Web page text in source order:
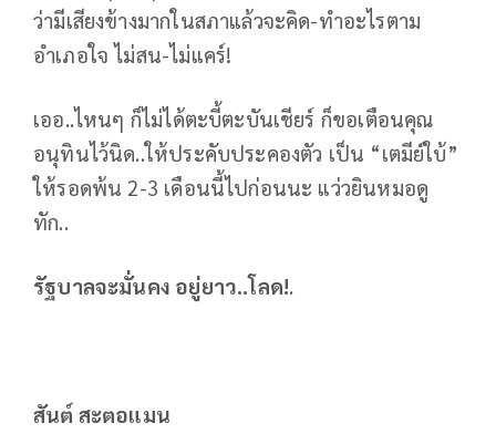
ว่ามีเสียงข้างมากในสภาแล้วจะคิด-ทำอะไรตาม
อำเภอใจ ไม่สน-ไม่แคร์!
เออ..ไหนๆ ก็ไม่ได้ตะบี้ตะบันเชียร์ ก็ขอเตือนคุณ
อนุทินไว้นิด..ให้ประคับประคองตัว เป็น “เตมีย์ใบ้”
ให้รอดพ้น 2-3 เดือนนี้ไปก่อนนะ แว่วยินหมอดู
ทัก..
รัฐบาลจะมั่นคง อยู่ยาว..โลด!.
สันต์ สะตอแมน